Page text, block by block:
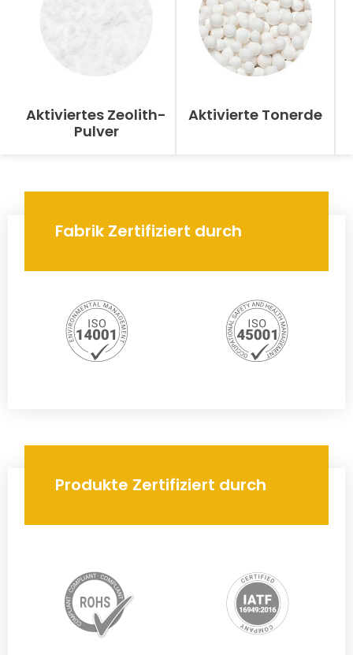
Aktiviertes Zeolith-
Pulver
Aktivierte Tonerde
Fabrik Zertifiziert durch
Produkte Zertifiziert durch